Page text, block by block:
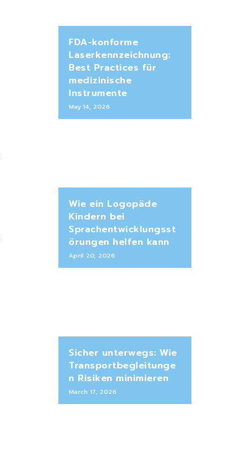
FDA-konforme
Laserkennzeichnung:
Best Practices für
medizinische
Instrumente
May 14, 2026
Wie ein Logopäde
Kindern bei
Sprachentwicklungsst
örungen helfen kann
April 20, 2026
Sicher unterwegs: Wie
Transportbegleitunge
n Risiken minimieren
March 17, 2026